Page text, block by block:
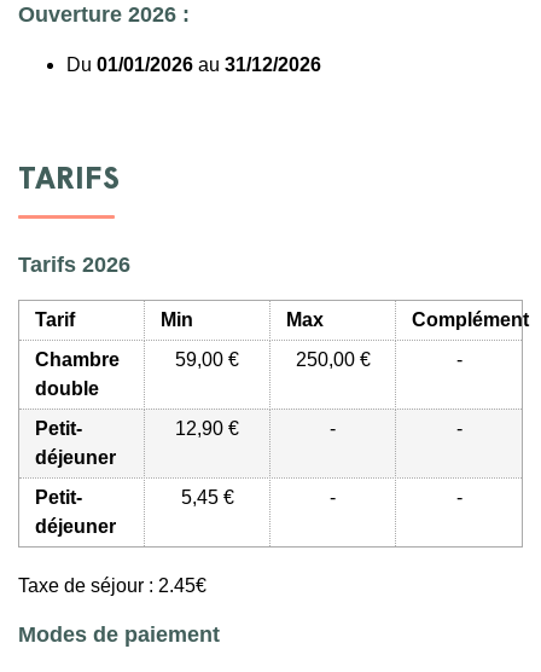
Ouverture 2026 :
Du 01/01/2026 au 31/12/2026
TARIFS
Tarifs 2026
Tarif Min Max
Complément
Chambre
double
59,00 € 250,00 € -
Petit-
déjeuner
12,90 € - -
Petit-
déjeuner
5,45 € - -
Taxe de séjour : 2.45€
Modes de paiement